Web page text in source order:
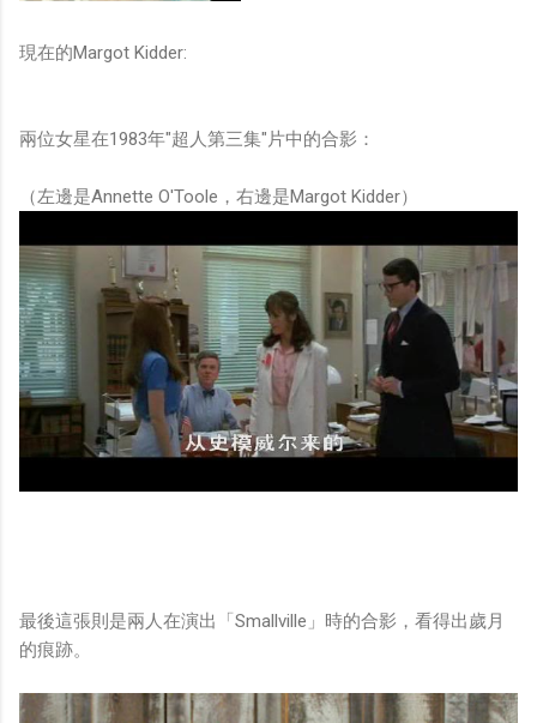
現在的Margot Kidder:
兩位女星在1983年"超人第三集"片中的合影：
（左邊是Annette O'Toole，右邊是Margot Kidder）
最後這張則是兩人在演出「Smallville」時的合影，看得出歲月
的痕跡。